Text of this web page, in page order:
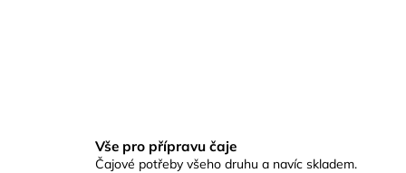
Vše pro přípravu čaje
Čajové potřeby všeho druhu a navíc skladem.